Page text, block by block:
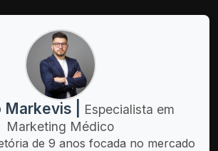
Markevis |
Especialista em
Marketing Médico
de 9 anos focada no mercado